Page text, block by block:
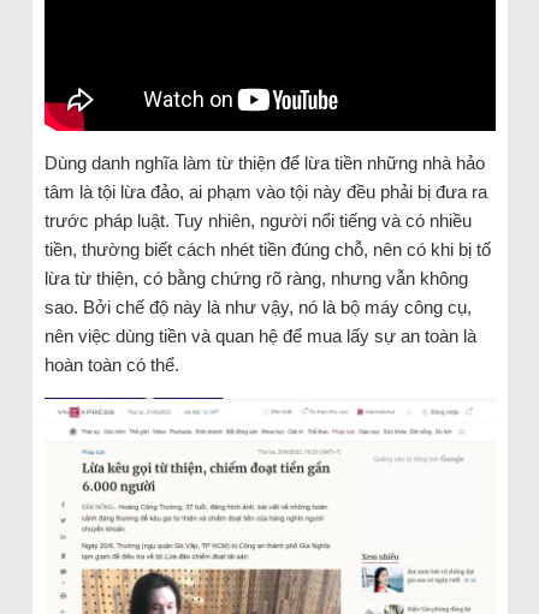
Dùng danh nghĩa làm từ thiện để lừa tiền những nhà hảo
tâm là tội lừa đảo, ai phạm vào tội này đều phải bị đưa ra
trước pháp luật. Tuy nhiên, người nổi tiếng và có nhiều
tiền, thường biết cách nhét tiền đúng chỗ, nên có khi bị tố
lừa từ thiện, có bằng chứng rõ ràng, nhưng vẫn không
sao. Bởi chế độ này là như vậy, nó là bộ máy công cụ,
nên việc dùng tiền và quan hệ để mua lấy sự an toàn là
hoàn toàn có thể.